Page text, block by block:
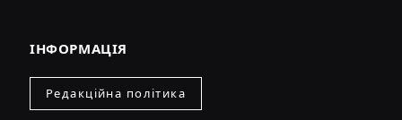
ІНФОРМАЦІЯ
Редакційна політика